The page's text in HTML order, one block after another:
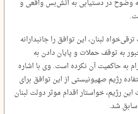
وضوح در دستیابی به آتش‌بس واقعی و
لبنان، این توافق را جانبدارانه
به توقف حملات و پایان دادن به
به حاکمیت آن نکرده است. وی با اشاره
رژیم صهیونیستی از این توافق برای
رژیم، خواستار اقدام موثر دولت لبنان
شد.